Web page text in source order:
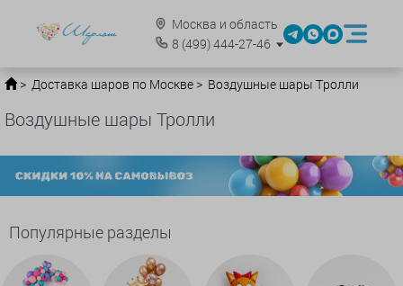
Москва и область
8 (499)444-27-46
Доставка шаров по Москве Воздушные шары Тролли
Воздушные шары Тролли
Популярные разделы